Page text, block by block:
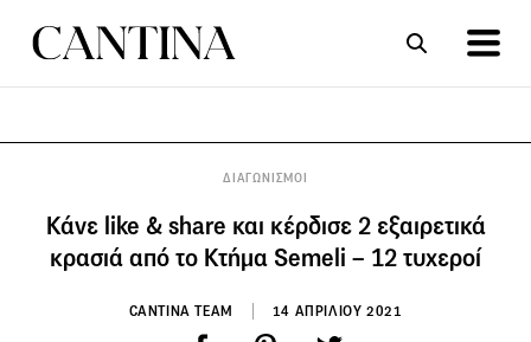
ΔΙΑΓΩΝΙΣΜΟΙ
Κάνε like & share και κέρδισε 2 εξαιρετικά
κρασιά από το Κτήμα Semeli – 12 τυχεροί
CANTINA TEAM 14 ΑΠΡΙΛΙΟΥ 2021